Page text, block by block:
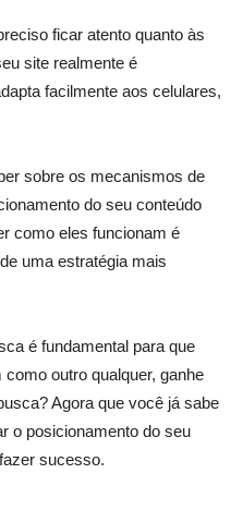
ficar atento quanto às
site realmente é
facilmente aos celulares,
sobre os mecanismos de
do seu conteúdo
como eles funcionam é
uma estratégia mais
é fundamental para que
outro qualquer, ganhe
Agora que você já sabe
o posicionamento do seu
sucesso.